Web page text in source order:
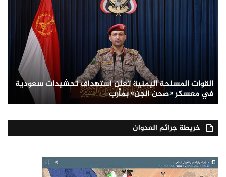
القوات المسلحة اليمنية تعلن استهداف تحشيدات سعودية
في معسكر «صحن الجن» بمأرب
خريطة جرائم العدوان